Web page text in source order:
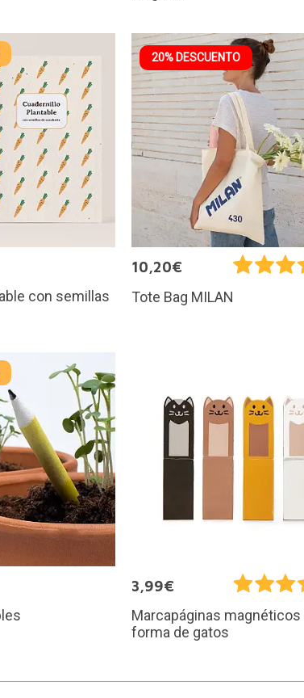
con semillas
20% DESCUENTO
10,20€
Tote Bag MILAN
3,99€
Marcapáginas
forma de gatos